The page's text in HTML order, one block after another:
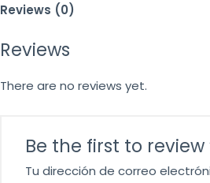
Reviews (0)
Reviews
There are no reviews yet.
Be the first to
Tu dirección de correo